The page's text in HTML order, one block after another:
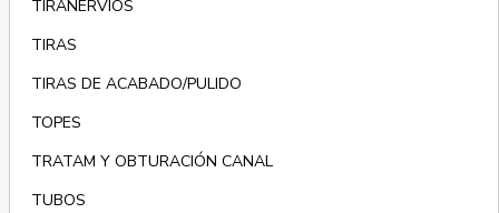
TIRANERVIOS
TIRAS
TIRAS DE ACABADO/PULIDO
TOPES
TRATAM Y OBTURACIÓN CANAL
TUBOS